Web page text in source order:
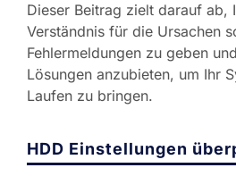
Dieser Beitrag zielt darauf ab,
Verständnis für die Ursachen
Fehlermeldungen zu geben
Lösungen anzubieten, um Ihr
Laufen zu bringen.
HDD Einstellungen